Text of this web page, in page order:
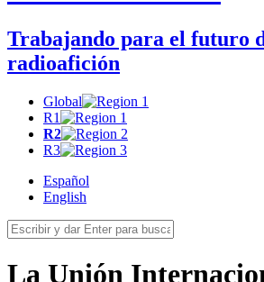
Trabajando para el futuro
radioafición
Global
R1
R2
R3
Español
English
La Unión